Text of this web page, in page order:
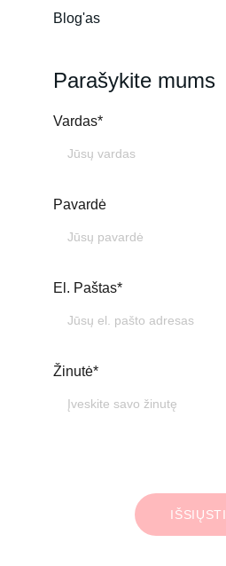
Parašykite mums
Vardas*
Pavardė
El. Paštas*
Žinutė*
IŠSIŲSTI
Blog'as